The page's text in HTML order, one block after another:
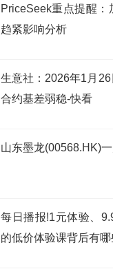
PriceSeek重点提醒：
趋紧影响分析
生意社：2026年1月
合约基差弱稳-快看
山东墨龙(00568.HK)
每日播报!1元体验、
的低价体验课背后有哪